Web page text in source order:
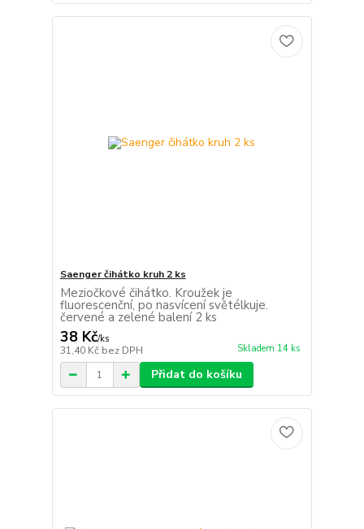
Saenger čihátko kruh 2 ks
Meziočkové čihátko. Kroužek je
fluorescenční, po nasvícení světélkuje.
červené a zelené balení 2 ks
38 Kč/ks
31,40 Kč bez DPH Skladem 14 ks
Přidat do košíku